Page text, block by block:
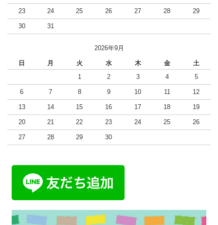
23 24 25 26 27 28 29
30 31
2026年9月
日 月 火 水 木 金
土
1
2 3 4 5
6 7 8 9 10 11 12
13 14 15 16 17 18 19
20 21 22 23 24 25 26
27 28 29 30